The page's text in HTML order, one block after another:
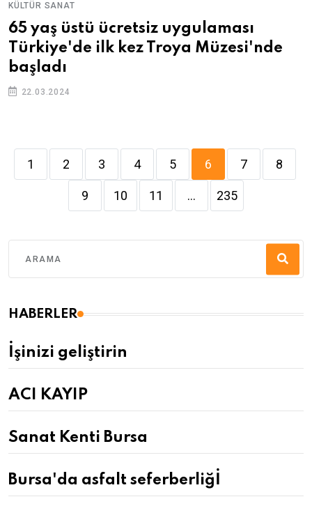
KÜLTÜR SANAT
65 yaş üstü ücretsiz uygulaması
Türkiye'de ilk kez Troya Müzesi'nde
başladı
22.03.2024
1 2 3 4 5 6 7 8
9 10 11 ... 235
HABERLER
İşinizi geliştirin
ACI KAYIP
Sanat Kenti Bursa
Bursa'da asfalt seferberliğİ